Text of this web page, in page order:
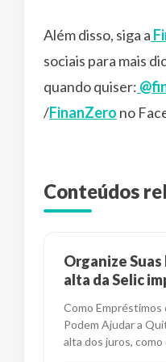
Além disso, siga a
sociais para mais
quando quiser:
/FinanZero no
Conteúdos
Organize Suas
alta da Selic
Como Empréstimos
Podem Ajudar a
alta dos juros,